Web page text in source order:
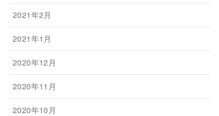
2021年2月
2021年1月
2020年12月
2020年11月
2020年10月